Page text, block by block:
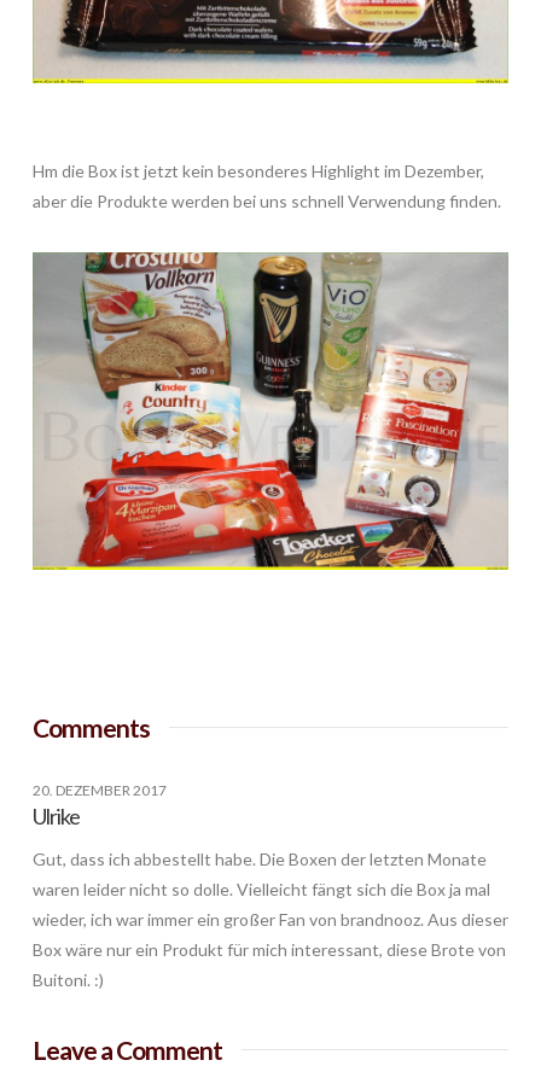
Hm die Box ist jetzt kein besonderes Highlight im Dezember,
aber die Produkte werden bei uns schnell Verwendung finden.
Comments
20. DEZEMBER 2017
Ulrike
Gut, dass ich abbestellt habe. Die Boxen der letzten Monate
waren leider nicht so dolle. Vielleicht fängt sich die Box ja mal
wieder, ich war immer ein großer Fan von brandnooz. Aus dieser
Box wäre nur ein Produkt für mich interessant, diese Brote von
Buitoni. :)
Leave a Comment